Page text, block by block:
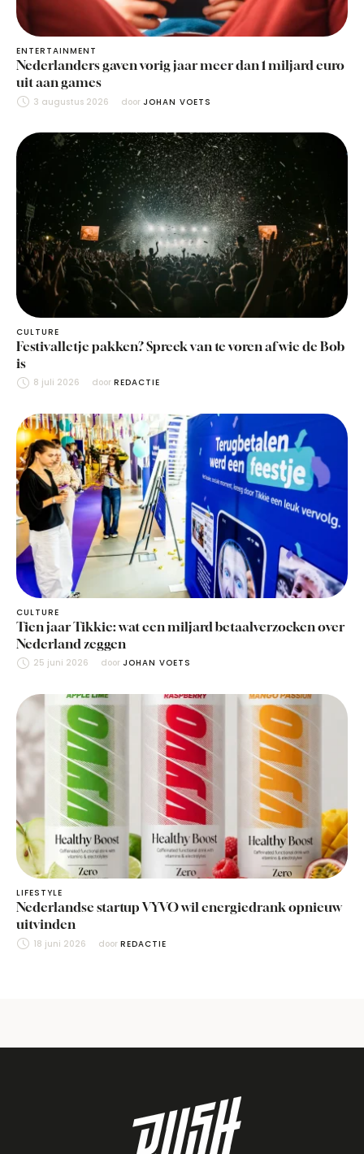
ENTERTAINMENT
Nederlanders gaven vorig jaar meer dan 1 miljard euro
uit aan games
3 augustus 2026 door JOHAN VOETS
CULTURE
Festivalletje pakken? Spreek van te voren af wie de Bob
is
8 juli 2026 door REDACTIE
CULTURE
Tien jaar Tikkie: wat een miljard betaalverzoeken over
Nederland zeggen
25 juni 2026 door JOHAN VOETS
LIFESTYLE
Nederlandse startup VYVO wil energiedrank opnieuw
uitvinden
18 juni 2026 door REDACTIE